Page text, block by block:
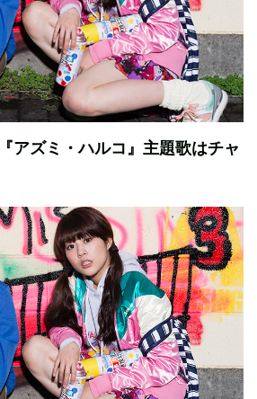
アズミ・ハルコ』主題歌はチャ